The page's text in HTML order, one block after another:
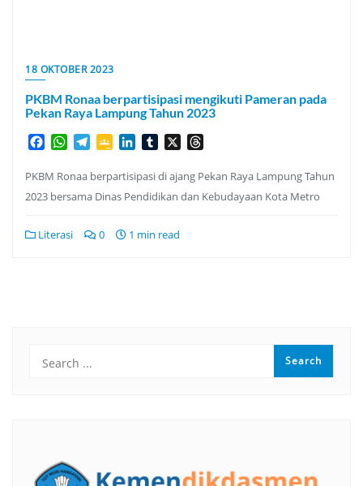
18 OKTOBER 2023
PKBM Ronaa berpartisipasi mengikuti Pameran pada
Pekan Raya Lampung Tahun 2023
Facebook
WhatsApp
TelegramGoogleLinkedInTumblr
PKBM Ronaa berpartisipasi di ajang Pekan Raya Lampung Tahun
2023 bersama Dinas Pendidikan dan Kebudayaan Kota Metro
Literasi 0 1 min read